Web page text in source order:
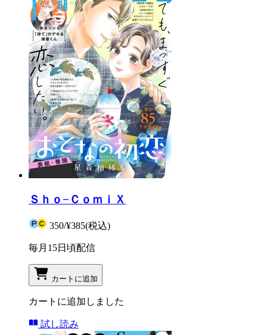
Ｓｈｏ−ＣｏｍｉＸ
350/¥385(税込)
毎月15日頃配信
カートに追加
カートに追加しました
試し読み